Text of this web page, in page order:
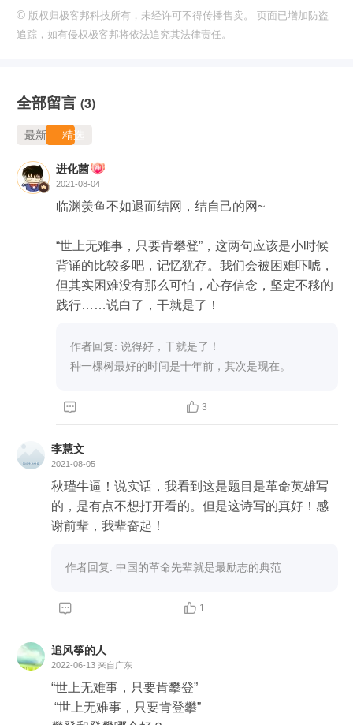
© 版权归极客邦科技所有，未经许可不得传播售卖。 页面已增加防盗
追踪，如有侵权极客邦将依法追究其法律责任。
全部留言 (3)
最新 精选
进化菌
2021-08-04
临渊羡鱼不如退而结网，结自己的网~
“世上无难事，只要肯攀登”，这两句应该是小时候
背诵的比较多吧，记忆犹存。我们会被困难吓唬，
但其实困难没有那么可怕，心存信念，坚定不移的
践行……说白了，干就是了！
作者回复: 说得好，干就是了！
种一棵树最好的时间是十年前，其次是现在。
  3
李慧文
2021-08-05
秋瑾牛逼！说实话，我看到这是题目是革命英雄写
的，是有点不想打开看的。但是这诗写的真好！感
谢前辈，我辈奋起！
作者回复: 中国的革命先辈就是最励志的典范
  1
追风筝的人
2022-06-13 来自广东
“世上无难事，只要肯攀登”
“世上无难事，只要肯登攀”